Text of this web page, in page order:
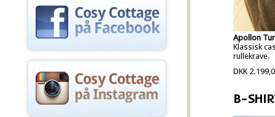
Apollon
Klassisk
rullekrave.
DKK
B-